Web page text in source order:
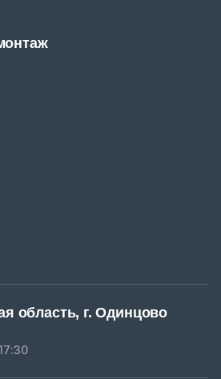
область, г. Одинцово